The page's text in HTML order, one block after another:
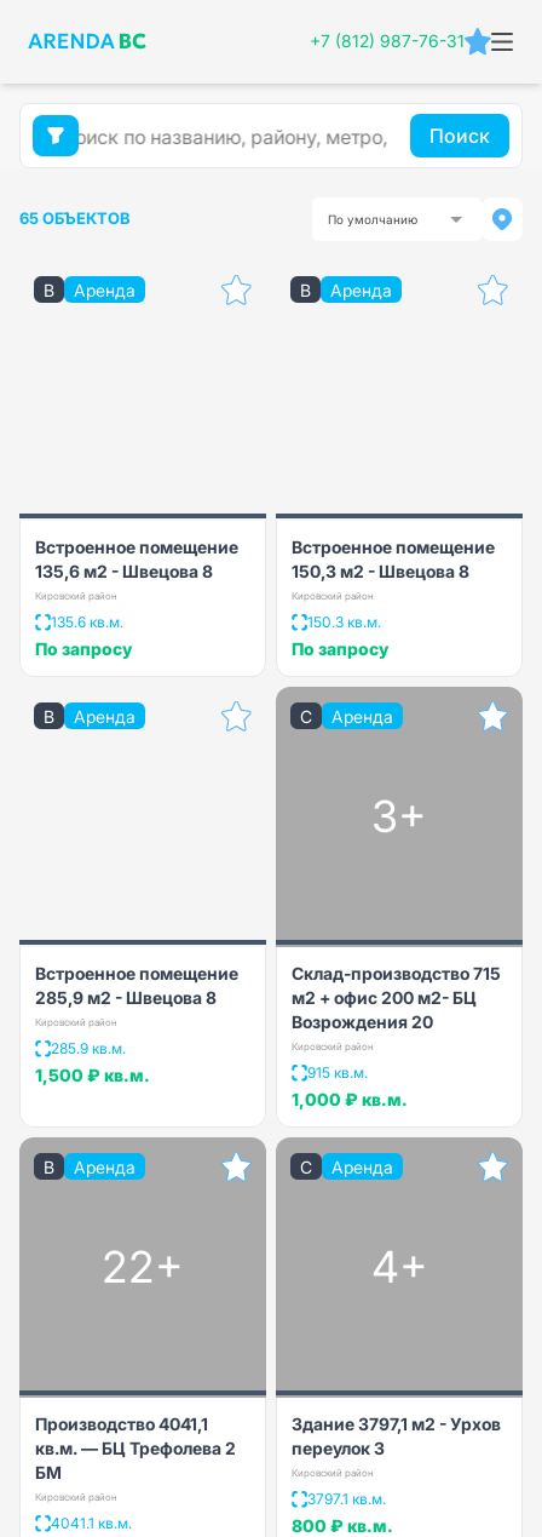
+7 (812) 987-76-31
Поиск
65 ОБЪЕКТОВ По умолчанию
B Аренда
Встроенное помещение
135,6 м2 - Швецова 8
Кировский район
135.6 кв.м.
По запросу
B Аренда
Встроенное помещение
150,3 м2 - Швецова 8
Кировский район
150.3 кв.м.
По запросу
B Аренда
Встроенное помещение
285,9 м2 - Швецова 8
Кировский район
285.9 кв.м.
1,500 ₽ кв.м.
C Аренда
3+
Склад-производство 715
м2 + офис 200 м2- БЦ
Возрождения 20
Кировский район
915 кв.м.
1,000 ₽ кв.м.
B Аренда
22+
Производство 4041,1
кв.м. — БЦ Трефолева 2
БМ
Кировский район
4041.1 кв.м.
C Аренда
4+
Здание 3797,1 м2 - Урхов
переулок 3
Кировский район
3797.1 кв.м.
800 ₽ кв.м.